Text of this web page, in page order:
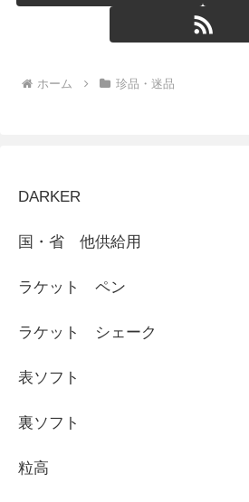
ホーム 珍品・迷品
DARKER
国・省 他供給用
ラケット ペン
ラケット シェーク
表ソフト
裏ソフト
粒高